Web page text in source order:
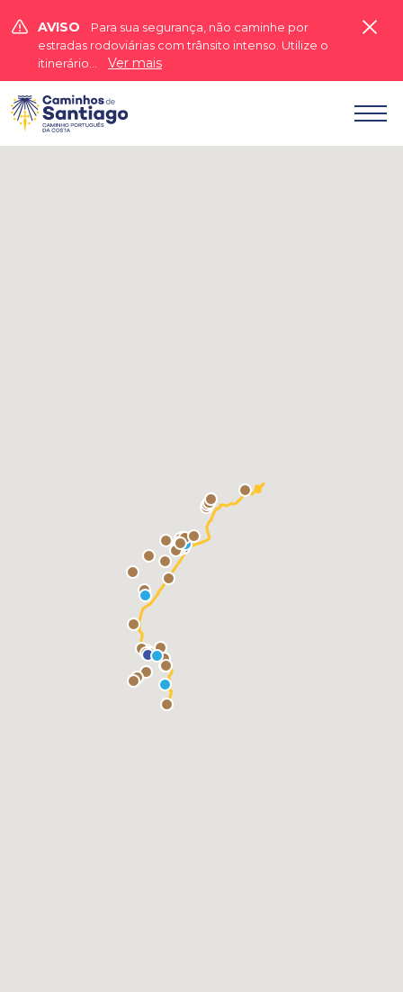
 AVISO
Para sua segurança, não caminhe por
estradas rodoviárias com trânsito intenso. Utilize o
itinerário...
Ver mais

